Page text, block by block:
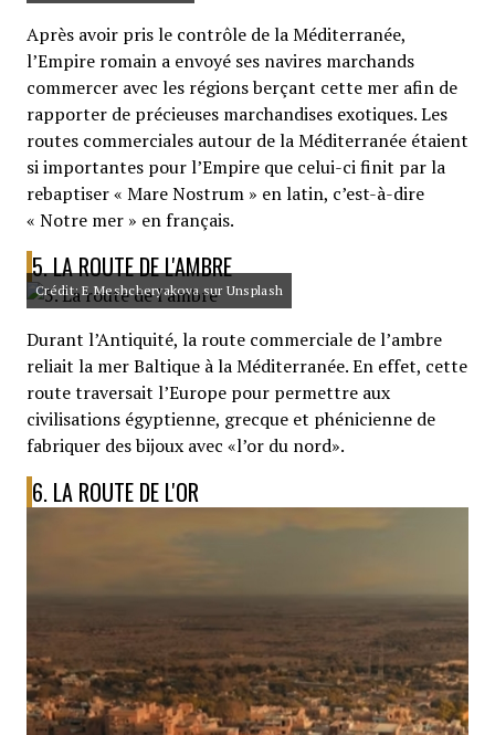
Après avoir pris le contrôle de la Méditerranée,
l’Empire romain a envoyé ses navires marchands
commercer avec les régions berçant cette mer afin de
rapporter de précieuses marchandises exotiques. Les
routes commerciales autour de la Méditerranée étaient
si importantes pour l’Empire que celui-ci finit par la
rebaptiser « Mare Nostrum » en latin, c’est-à-dire
« Notre mer » en français.
5. LA ROUTE DE L'AMBRE
Crédit: E Meshcheryakova sur Unsplash
Durant l’Antiquité, la route commerciale de l’ambre
reliait la mer Baltique à la Méditerranée. En effet, cette
route traversait l’Europe pour permettre aux
civilisations égyptienne, grecque et phénicienne de
fabriquer des bijoux avec «l’or du nord».
6. LA ROUTE DE L'OR